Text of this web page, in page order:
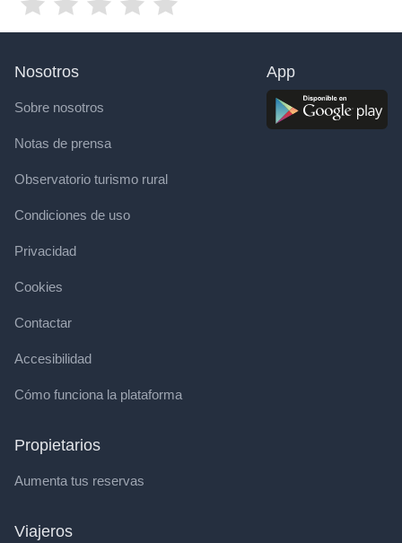
Nosotros
Sobre nosotros
Notas de prensa
Observatorio turismo rural
Condiciones de uso
Privacidad
Cookies
Contactar
Accesibilidad
Cómo funciona la plataforma
Propietarios
Aumenta tus reservas
Viajeros
App